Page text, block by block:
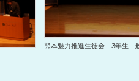
熊本魅力推進生徒会 3年